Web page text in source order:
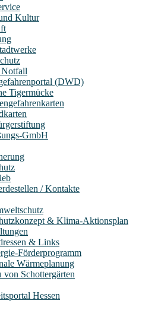
Kultur
(DWD)
Tigermücke
GmbH
/ Kontakte
& Klima-Aktionsplan
& Links
Förderprogramm
Wärmeplanung
von Schottergärten
Hessen